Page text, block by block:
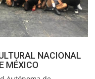
NACIONAL
MÉXICO